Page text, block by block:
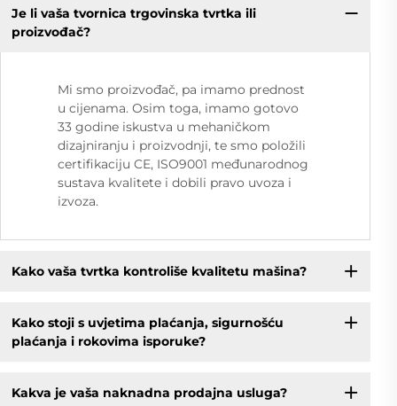
Je li vaša tvornica trgovinska tvrtka ili
proizvođač?
Mi smo proizvođač, pa imamo prednost
u cijenama. Osim toga, imamo gotovo
33 godine iskustva u mehaničkom
dizajniranju i proizvodnji, te smo položili
certifikaciju CE, ISO9001 međunarodnog
sustava kvalitete i dobili pravo uvoza i
izvoza.
Kako vaša tvrtka kontroliše kvalitetu mašina?
Kako stoji s uvjetima plaćanja, sigurnošću
plaćanja i rokovima isporuke?
Kakva je vaša naknadna prodajna usluga?